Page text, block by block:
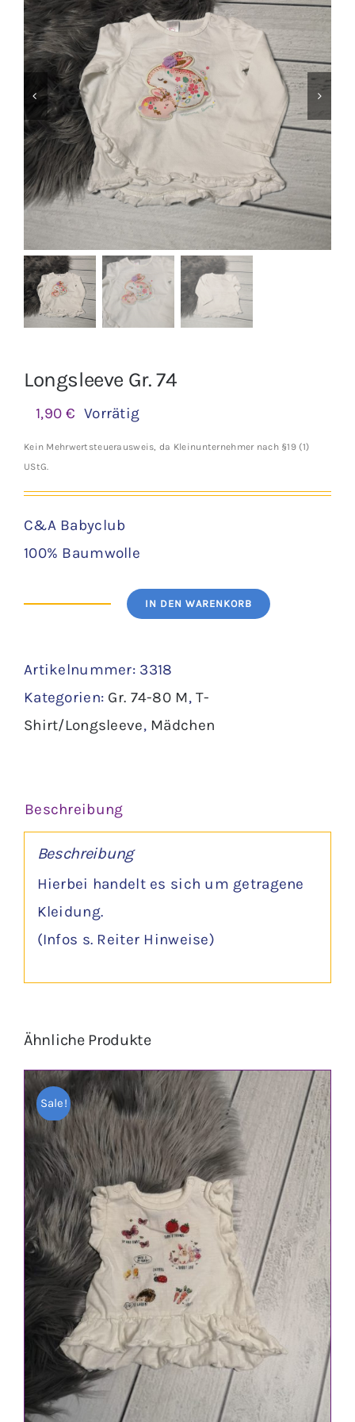
Jungen
Mädchen
Accesoires
Schuhe / Socken
Babyausstattung
Krims Krams
Longsleeve Gr. 74
1,90€ Vorrätig
Kein Mehrwertsteuerausweis, da Kleinunternehmer nach §19 (1)
UStG.
C&A Babyclub
100% Baumwolle
Longsleeve
74
Menge
IN DEN WARENKORB
Artikelnummer: 3318
Kategorien: Gr. 74-80 M,T-
Shirt/Longsleeve, Mädchen
Beschreibung
Beschreibung
Hierbei handelt es sich um getragene
Kleidung.
(Infos s. Reiter Hinweise)
Ähnliche Produkte
Sale!